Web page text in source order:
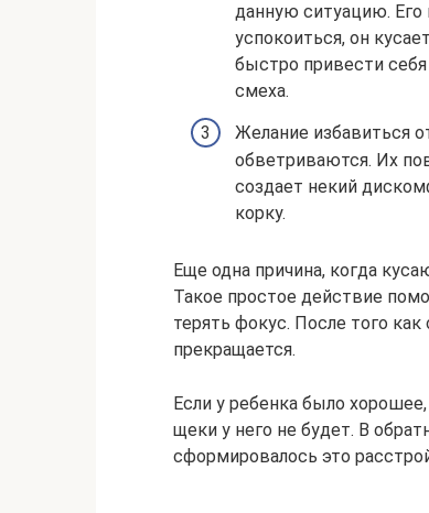
данную ситуацию. Его
успокоиться, он
быстро привести
смеха.
Желание избавиться
обветриваются. Их
создает некий
корку.
Еще одна причина, когда
Такое простое действие
терять фокус. После того
прекращается.
Если у ребенка было
щеки у него не будет. В
сформировалось это